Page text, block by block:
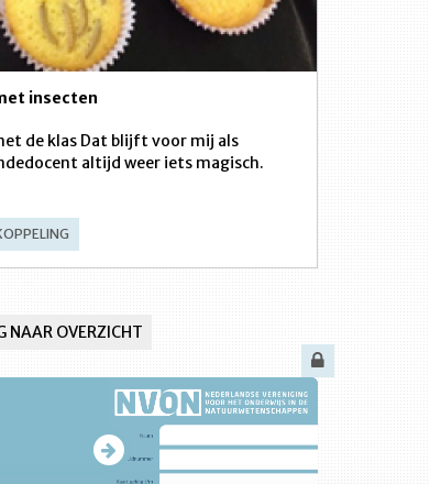
insecten
de klas Dat blijft voor mij als
altijd weer iets magisch.
NAAR OVERZICHT